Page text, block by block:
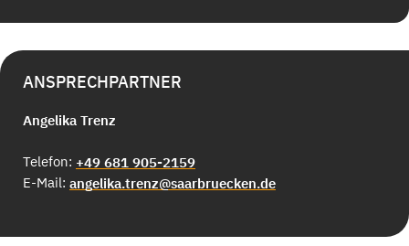
ANSPRECHPARTNER
Angelika Trenz
Telefon: +49 681 905-2159
E-Mail: angelika.trenz@saarbruecken.de